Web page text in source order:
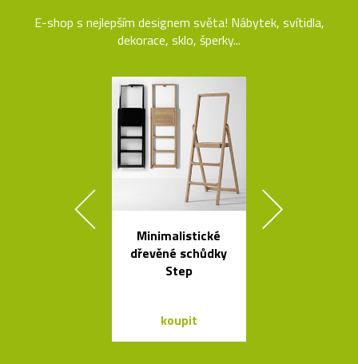
E-shop s nejlepším designem světa! Nábytek, svítidla,
dekorace, sklo, šperky...
Minimalistické
dřevěné schůdky
Step
koupit